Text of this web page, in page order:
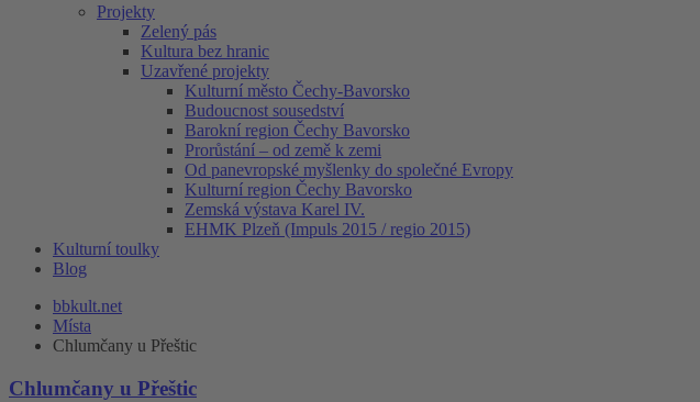
Projekty
Zelený pás
Kultura bez hranic
Uzavřené projekty
Kulturní město Čechy-Bavorsko
Budoucnost sousedství
Barokní region Čechy Bavorsko
Prorůstání – od země k zemi
Od panevropské myšlenky do společné Evropy
Kulturní region Čechy Bavorsko
Zemská výstava Karel IV.
EHMK Plzeň (Impuls 2015 / regio 2015)
Kulturní toulky
Blog
bbkult.net
Místa
Chlumčany u Přeštic
Chlumčany u Přeštic